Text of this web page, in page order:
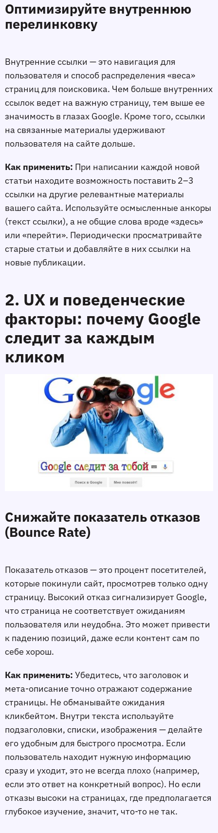
Оптимизируйте внутреннюю
перелинковку
Внутренние ссылки — это навигация для
пользователя и способ распределения «веса»
страниц для поисковика. Чем больше внутренних
ссылок ведeт на важную страницу, тем выше еe
значимость в глазах Google. Кроме того, ссылки
на связанные материалы удерживают
пользователя на сайте дольше.
Как применить: При написании каждой новой
статьи находите возможность поставить 2–3
ссылки на другие релевантные материалы
вашего сайта. Используйте осмысленные анкоры
(текст ссылки), а не общие слова вроде «здесь»
или «перейти». Периодически просматривайте
старые статьи и добавляйте в них ссылки на
новые публикации.
2. UX и поведенческие
факторы: почему Google
следит за каждым
кликом
Снижайте показатель отказов
(Bounce Rate)
Показатель отказов — это процент посетителей,
которые покинули сайт, просмотрев только одну
страницу. Высокий отказ сигнализирует Google,
что страница не соответствует ожиданиям
пользователя или неудобна. Это может привести
к падению позиций, даже если контент сам по
себе хорош.
Как применить: Убедитесь, что заголовок и
мета-описание точно отражают содержание
страницы. Не обманывайте ожидания
кликбейтом. Внутри текста используйте
подзаголовки, списки, изображения — делайте
его удобным для быстрого просмотра. Если
пользователь находит нужную информацию
сразу и уходит, это не всегда плохо (например,
если это ответ на конкретный вопрос). Но если
отказы высоки на страницах, где предполагается
глубокое изучение, значит, что-то не так.